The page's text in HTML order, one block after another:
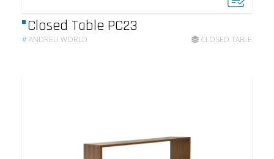
Closed Table PC23
#ANDREU WORLD CLOSED TABLE